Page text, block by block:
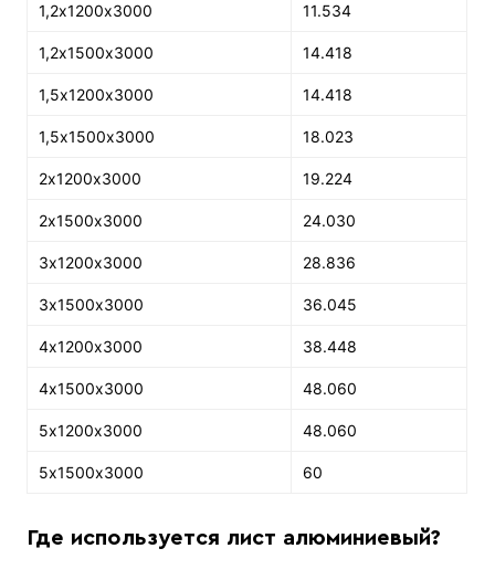
1,2х1200х3000 11.534
1,2х1500х3000 14.418
1,5х1200х3000 14.418
1,5х1500х3000 18.023
2х1200х3000 19.224
2х1500х3000 24.030
3х1200х3000 28.836
3х1500х3000 36.045
4х1200х3000 38.448
4х1500х3000 48.060
5х1200х3000 48.060
5х1500х3000 60
Где используется лист алюминиевый?